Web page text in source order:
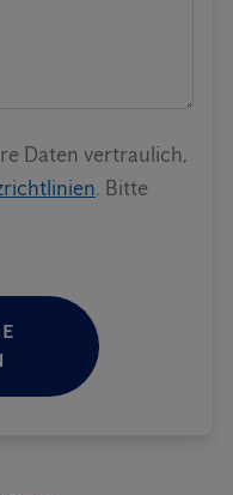
Daten vertraulich,
. Bitte